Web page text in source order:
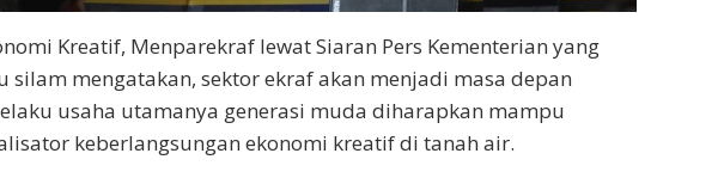
Kreatif, Menparekraf lewat Siaran Pers Kementerian yang
mengatakan, sektor ekraf akan menjadi masa depan
usaha utamanya generasi muda diharapkan mampu
keberlangsungan ekonomi kreatif di tanah air.